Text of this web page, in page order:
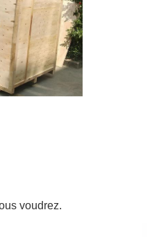
voudrez.